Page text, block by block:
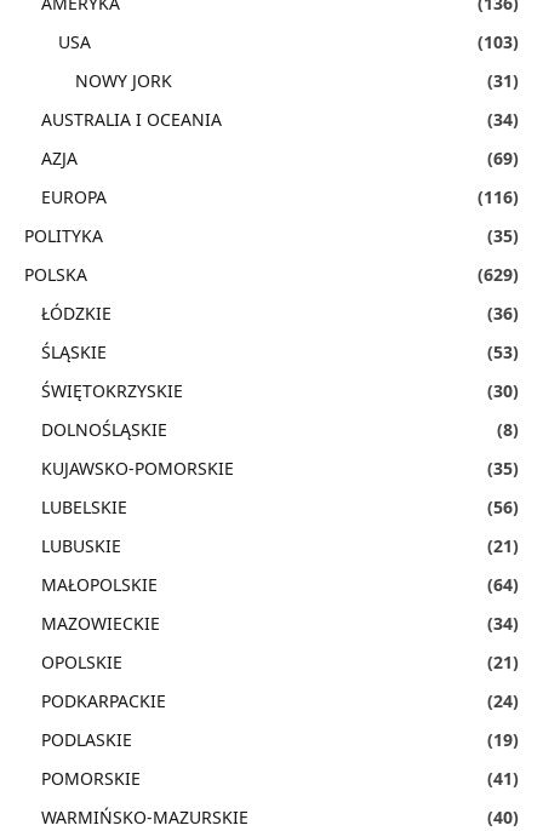
USA
(103)
NOWY JORK
(31)
AUSTRALIA I OCEANIA
(34)
AZJA
(69)
EUROPA
(116)
POLITYKA
(35)
POLSKA
(629)
ŁÓDZKIE
(36)
ŚLĄSKIE
(53)
ŚWIĘTOKRZYSKIE
(30)
DOLNOŚLĄSKIE
(8)
KUJAWSKO-POMORSKIE
(35)
LUBELSKIE
(56)
LUBUSKIE
(21)
MAŁOPOLSKIE
(64)
MAZOWIECKIE
(34)
OPOLSKIE
(21)
PODKARPACKIE
(24)
PODLASKIE
(19)
POMORSKIE
(41)
WARMIŃSKO-MAZURSKIE
(40)